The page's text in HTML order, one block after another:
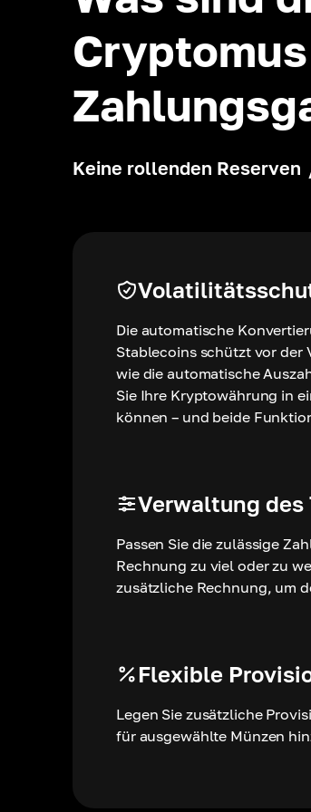
Keine rollenden Reserven
Die automatische
Stablecoins schützt vor der
wie die automatische
Sie Ihre Kryptowährung in
können – und beide
Verwaltung
Passen Sie die zulässige
Rechnung zu viel oder zu
zusätzliche Rechnung, um
Flexible
Legen Sie zusätzliche
für ausgewählte Münzen